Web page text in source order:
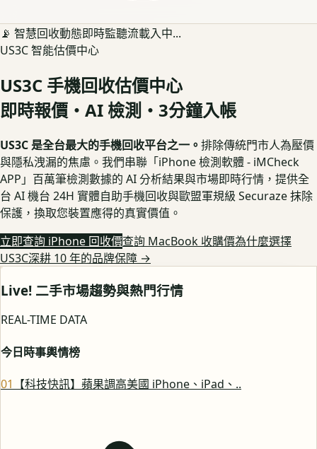
📡 智慧回收動態即時監聽流載入中...
US3C 智能估價中心
US3C 手機回收估價中心
即時報價・AI 檢測・3分鐘入帳
US3C 是全台最大的手機回收平台之一。 排除傳統門市人為壓價
與隱私洩漏的焦慮。我們串聯「iPhone 檢測軟體 - iMCheck
APP」百萬筆檢測數據的 AI 分析結果與市場即時行情，提供全
台 AI 機台 24H 實體自助手機回收與歐盟軍規級 Securaze 抹除
保護，換取您裝置應得的真實價值。
立即查詢 iPhone 回收價查詢 MacBook 收購價為什麼選擇
US3C深耕 10 年的品牌保障 →
Live! 二手市場趨勢與熱門行情
REAL-TIME DATA
今日時事輿情榜
01 【科技快訊】蘋果調高美國 iPhone、iPad、..